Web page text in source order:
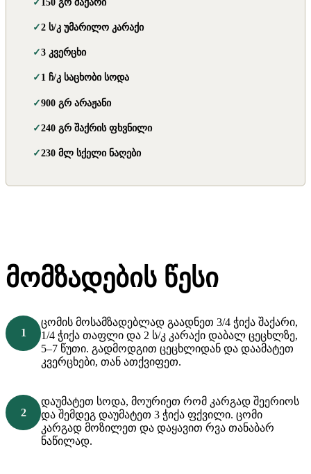
მომზადების წესი
ცომის მოსამზადებლად გაადნეთ 3/4 ჭიქა შაქარი,
1/4 ჭიქა თაფლი და 2 ს/კ კარაქი დაბალ ცეცხლზე,
5–7 წუთი. გადმოდგით ცეცხლიდან და დაამატეთ
კვერცხები, თან ათქვიფეთ.
დაუმატეთ სოდა, მოურიეთ რომ კარგად შეერიოს
და შემდეგ დაუმატეთ 3 ჭიქა ფქვილი. ცომი
კარგად მოზილეთ და დაყავით რვა თანაბარ
ნაწილად.
150 გრ შაქარი
2 ს/კ უმარილო კარაქი
3 კვერცხი
1 ჩ/კ საცხობი სოდა
900 გრ არაჟანი
240 გრ შაქრის ფხვნილი
230 მლ სქელი ნაღები